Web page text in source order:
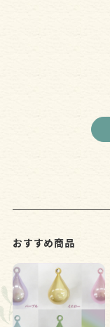
おすすめ商品